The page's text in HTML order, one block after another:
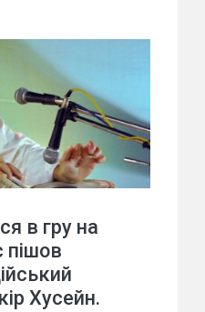
в гру на
пішов
Хусейн.